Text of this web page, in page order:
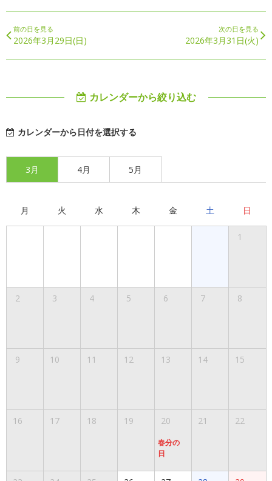
前の日を見る
2026年3月29日(日)
次の日を見る
2026年3月31日(火)
カレンダーから絞り込む
カレンダーから日付を選択する
3月 4月 5月
月 火 水 木 金 土 日
1
2 3 4 5 6 7 8
9 10 11 12 13 14 15
16 17 18 19 20
春分の
日
21 22